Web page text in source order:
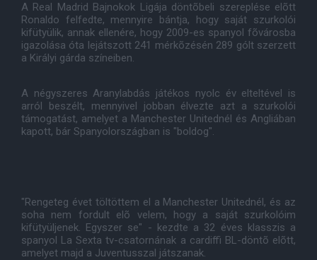
A Real Madrid Bajnokok Ligája döntõbeli szereplése elõtt
Ronaldo felfedte, mennyire bántja, hogy saját szurkolói
kifütyülik, annak ellenére, hogy 2009-es spanyol fõvárosba
igazolása óta lejátszott 241 mérkõzésén 289 gólt szerzett
a Királyi gárda színeiben.
A négyszeres Aranylabdás játékos nyolc év elteltével is
arról beszélt, mennyivel jobban élvezte azt a szurkolói
támogatást, amelyet a Manchester Unitednél és Angliában
kapott, bár Spanyolországban is "boldog".
"Rengeteg évet töltöttem el a Manchester Unitednél, és az
soha nem fordult elõ velem, hogy a saját szurkolóim
kifütyüljenek. Egyszer se" - kezdte a 32 éves klasszis a
spanyol La Sexta tv-csatornának a cardiffi BL-döntõ elõtt,
amelyet majd a Juventusszal játszanak.